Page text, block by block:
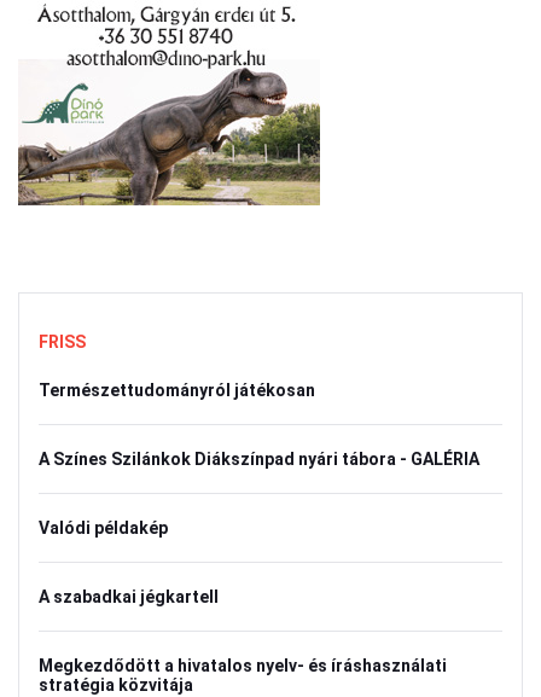
FRISS
Természettudományról játékosan
A Színes Szilánkok Diákszínpad nyári tábora - GALÉRIA
Valódi példakép
A szabadkai jégkartell
Megkezdődött a hivatalos nyelv- és íráshasználati
stratégia közvitája